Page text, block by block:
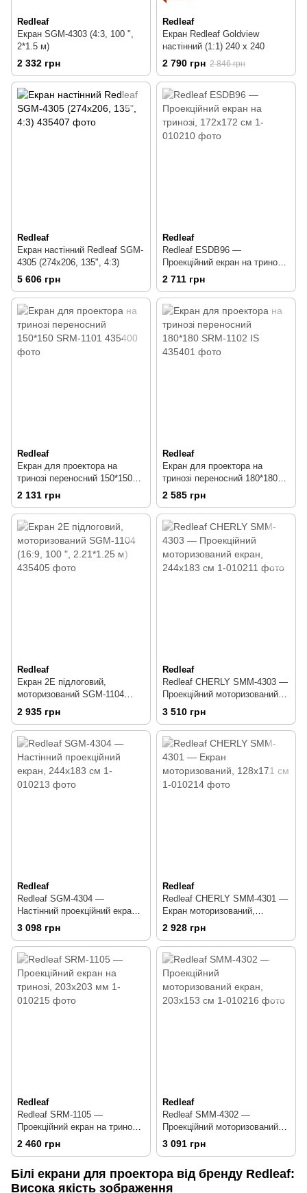
Redleaf
Екран SGM-4303 (4:3, 100 ",
2*1.5 м)
2 332 грн
Redleaf
Екран Redleaf Goldview
настінний (1:1) 240 x 240
2 790 грн 2 846 грн
Redleaf
Екран настінний Redleaf SGM-
4305 (274х206, 135", 4:3)
5 606 грн
Redleaf
Redleaf ESDB96 —
Проекційний екран на тринозі,
172х172 см
2 711 грн
Redleaf
Екран для проектора на
тринозі переносний 150*150
SRM-1101
2 131 грн
Redleaf
Екран для проектора на
тринозі переносний 180*180
SRM-1102 IS
2 585 грн
Redleaf
Екран 2E підлоговий,
моторизований SGM-1104
(16:9, 100 ", 2.21*1.25 м)
2 935 грн
Redleaf
Redleaf CHERLY SMM-4303 —
Проекційний моторизований
екран, 244x183 см
3 510 грн
Redleaf
Redleaf SGM-4304 —
Настінний проекційний екран,
244х183 см
3 098 грн
Redleaf
Redleaf CHERLY SMM-4301 —
Екран моторизований,
128х171 см
2 928 грн
Redleaf
Redleaf SRM-1105 —
Проекційний екран на тринозі,
203х203 мм
2 460 грн
Redleaf
Redleaf SMM-4302 —
Проекційний моторизований
екран, 203х153 см
3 091 грн
Білі екрани для проектора від бренду Redleaf:
Висока якість зображення